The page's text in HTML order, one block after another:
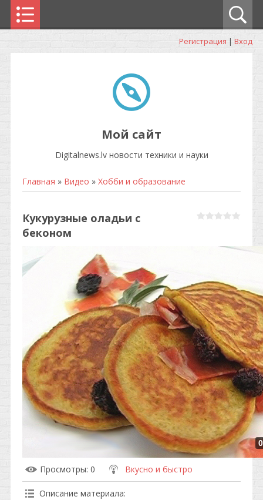
Регистрация | Вход
Мой сайт
Digitalnews.lv новости техники и науки
Главная » Видео » Хобби и образование
Кукурузные оладьи с
беконом
Просмотры: 0 Вкусно и быстро
Описание материала: